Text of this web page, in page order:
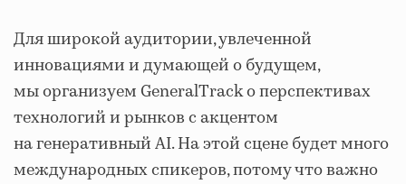
Для широкой аудитории, увлеченной
инновациями и думающей о будущем,
мы организуем GeneralTrackо перспективах
технологий и рынков с акцентом
на генеративный AI. На этой сцене будет много
международных спикеров, потому что важно